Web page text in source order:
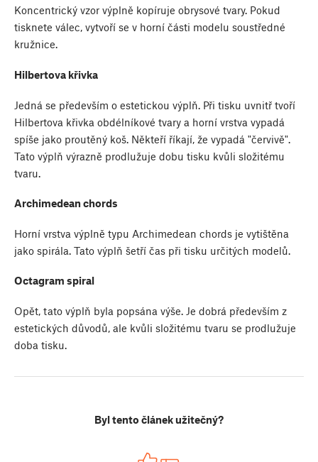
Koncentrický vzor výplně kopíruje obrysové tvary. Pokud
tisknete válec, vytvoří se v horní části modelu soustředné
kružnice.
Hilbertova křivka
Jedná se především o estetickou výplň. Při tisku uvnitř tvoří
Hilbertova křivka obdélníkové tvary a horní vrstva vypadá
spíše jako proutěný koš. Někteří říkají, že vypadá "červivě".
Tato výplň výrazně prodlužuje dobu tisku kvůli složitému
tvaru.
Archimedean chords
Horní vrstva výplně typu Archimedean chords je vytištěna
jako spirála. Tato výplň šetří čas při tisku určitých modelů.
Octagram spiral
Opět, tato výplň byla popsána výše. Je dobrá především z
estetických důvodů, ale kvůli složitému tvaru se prodlužuje
doba tisku.
Byl tento článek užitečný?